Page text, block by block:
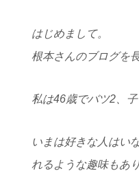
はじめまして。
根本さんのブログを
私は46歳でバツ2、子
いまは好きな人はい
れるような趣味もあ